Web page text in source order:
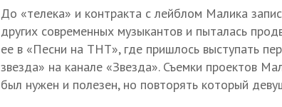
До «телека» и контракта с лейблом Малика
других современных музыкантов и пыталась
ее в «Песни на ТНТ», где пришлось выступать
звезда» на канале «Звезда». Съемки проектов
был нужен и полезен, но повторять который